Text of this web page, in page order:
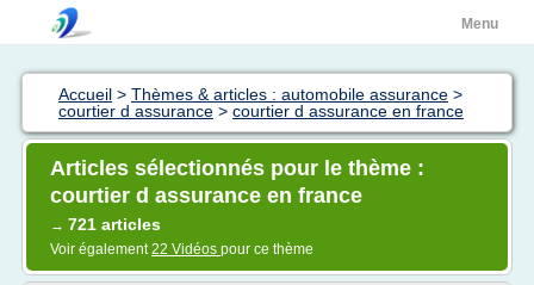
Menu
Accueil > Thèmes & articles : automobile assurance >
courtier d assurance > courtier d assurance en france
Articles sélectionnés pour le thème :
courtier d assurance en france
→ 721 articles
Voir également22 Vidéos pour ce thème